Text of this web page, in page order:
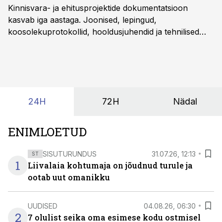
Kinnisvara- ja ehitusprojektide dokumentatsioon
kasvab iga aastaga. Joonised, lepingud,
koosolekuprotokollid, hooldusjuhendid ja tehnilised
24H 72H Nädal
ENIMLOETUD
1
ST SISUTURUNDUS 31.07.26, 12:13
Liivalaia kohtumaja on jõudnud turule ja
ootab uut omanikku
2
UUDISED 04.08.26, 06:30
7 olulist seika oma esimese kodu ostmisel